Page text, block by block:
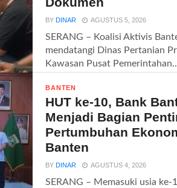
BYDINAR AGUSTUS 5, 2026
SERANG – Koalisi Aktivis
mendatangi Dinas Pertanian
Kawasan Pusat
BANTEN
HUT ke-10, Bank
Menjadi Bagian
Pertumbuhan
Banten
BYDINAR AGUSTUS 4, 2026
SERANG – Memasuki usia ke-